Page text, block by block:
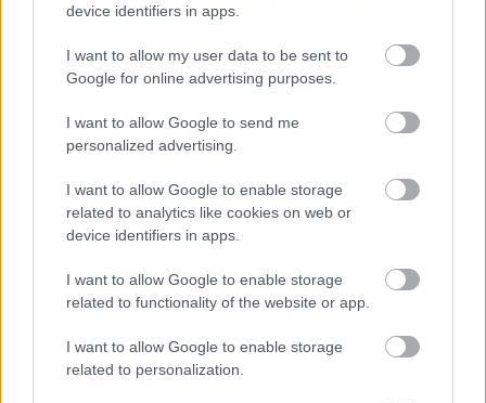
device identifiers in apps.
I want to allow my user data to be sent to
Google for online advertising purposes.
I want to allow Google to send me
personalized advertising.
I want to allow Google to enable storage
related to analytics like cookies on web or
device identifiers in apps.
I want to allow Google to enable storage
related to functionality of the website or app.
I want to allow Google to enable storage
related to personalization.
Δείπνο της ΕΟΠΕ προς τιμήν του Ισίδωρου Κούβελου
παρουσία των Εθνικών ομάδων
«Αντίο» με ήττα για τις διεθνείς μας στο τουρνουά του
Ουρμπίνο
06/08/2026
Το πάλεψε μέχρι τέλους η Εθνική γυναικών κόντρα
Η FIVB σχεδιάζει να διοργανώσει το Παγκόσμιο
Πρωτάθλημα τον Δεκέμβριο – Αντιδρούν οι σύλλογοι